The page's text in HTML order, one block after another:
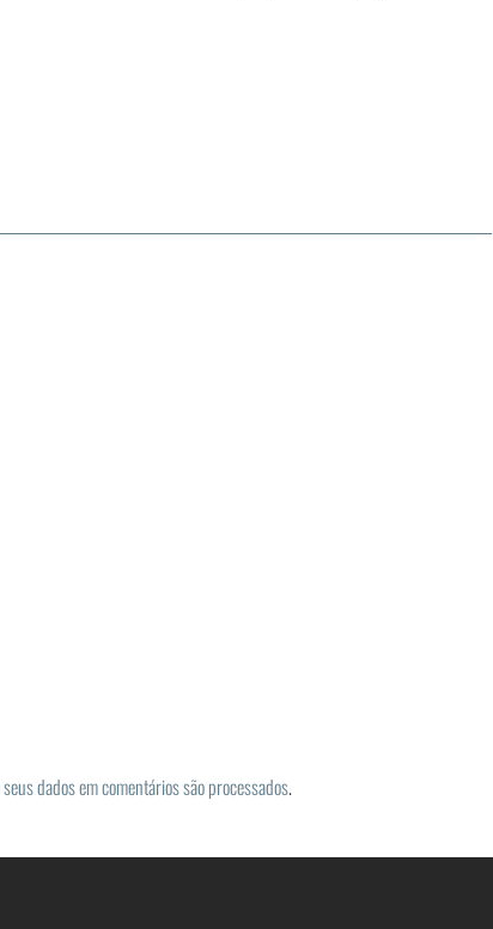
dados em comentários são processados.